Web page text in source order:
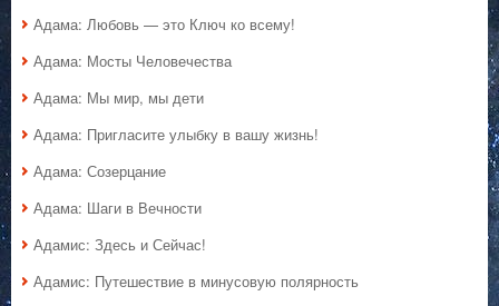
Адама: Любовь — это Ключ ко всему!
Адама: Мосты Человечества
Адама: Мы мир, мы дети
Адама: Пригласите улыбку в вашу жизнь!
Адама: Созерцание
Адама: Шаги в Вечности
Адамис: Здесь и Сейчас!
Адамис: Путешествие в минусовую полярность